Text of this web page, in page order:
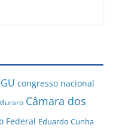
congresso nacional
Câmara dos
Federal Eduardo Cunha